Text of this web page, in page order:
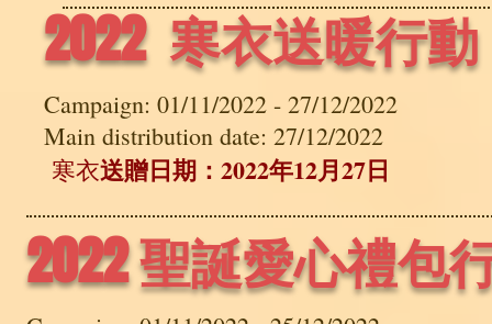
2022 寒衣送暖行動
Campaign: 01/11/2022 - 27/12/2022
Main distribution date: 27/12/2022
寒衣送贈日期：2022年12月27日
2022 聖誕愛心禮包行